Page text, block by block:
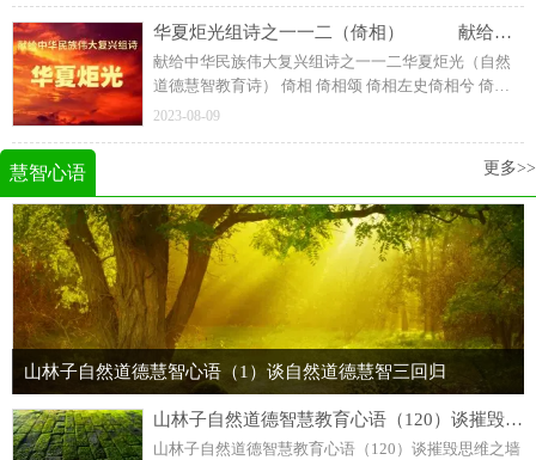
宇评善人
华夏炬光组诗之一一二（倚相） 献给中华民族伟大复兴组诗
献给中华民族伟大复兴组诗之一一二华夏炬光（自然
道德慧智教育诗） 倚相 倚相颂 倚相左史倚相兮 倚氏
始祖熟谙楚国历史兮 慧通楚典智读三坟五典兮 九丘八
2023-08-09
慧智心语 更多>>
山林子自然道德慧智心语（1）谈自然道德慧智三回归
​山林子自然道德智慧教育心语（120）谈摧毁思维之墙
山林子自然道德智慧教育心语（120）谈摧毁思维之墙